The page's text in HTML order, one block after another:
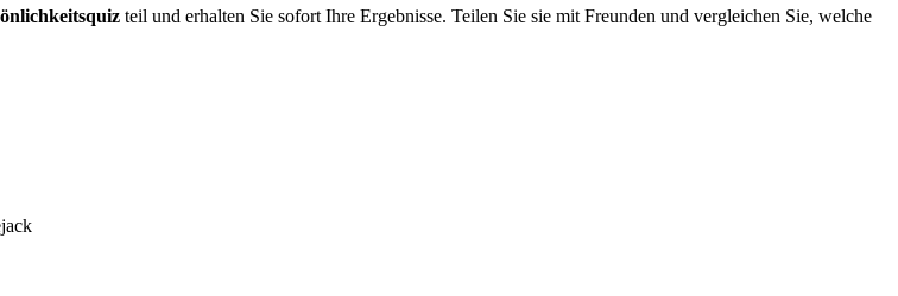
teil und erhalten Sie sofort Ihre Ergebnisse. Teilen Sie sie mit Freunden und vergleichen Sie, welche